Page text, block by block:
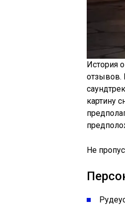
История
отзывов.
картину
Не